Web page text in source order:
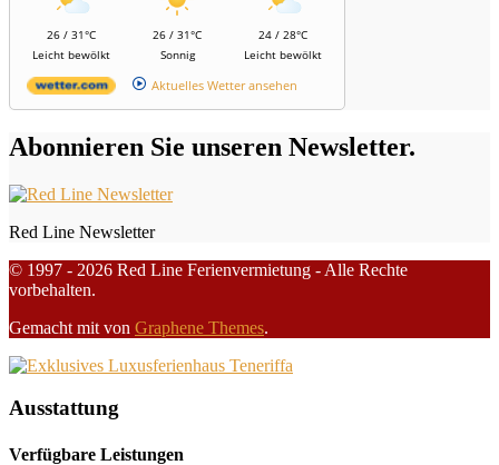
26 / 31°C
Leicht bewölkt
26 / 31°C
Sonnig
24 / 28°C
Leicht bewölkt
Aktuelles Wetter ansehen
Abonnieren Sie unseren Newsletter.
Red Line Newsletter
© 1997 - 2026 Red Line Ferienvermietung - Alle Rechte
vorbehalten.
Gemacht mit von Graphene Themes.
Ausstattung
Verfügbare Leistungen